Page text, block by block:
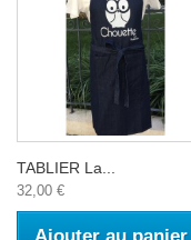
TABLIER La...
32,00 €